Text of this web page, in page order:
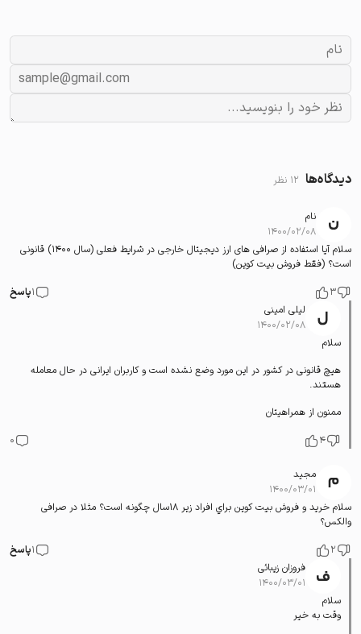
دیدگاه‌ها 12 نظر
نام
۱۴۰۰/۰۲/۰۸
سلام آیا استفاده از صرافی های ارز دیجیتال خارجی در شرایط فعلی (سال 1400) قانونی
است؟ (فقط فروش بیت کوین)
3
1پاسخ
لیلی امینی
۱۴۰۰/۰۲/۰۸
سلام
هیچ قانونی در کشور در این مورد وضع نشده است و کاربران ایرانی در حال معامله
هستند.
ممنون از همراهیتان
4
0
مجید
۱۴۰۰/۰۳/۰۱
سلام خرید و فروش بیت کوین براي افراد زیر 18سال چگونه‌ است‌؟ مثلا در صرافی
والکس؟
2
1پاسخ
فروزان زیبائی
۱۴۰۰/۰۳/۰۱
سلام
وقت به خیر